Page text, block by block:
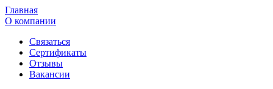
Главная
О компании
Связаться
Сертификаты
Отзывы
Вакансии